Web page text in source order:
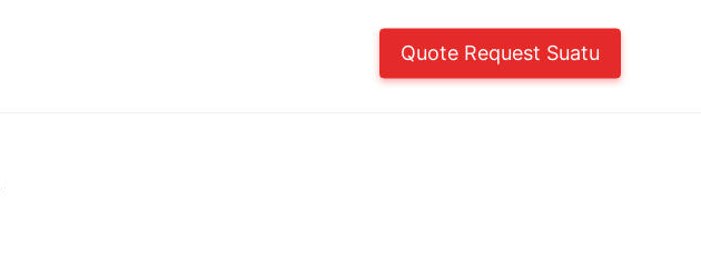
Quote Request Suatu